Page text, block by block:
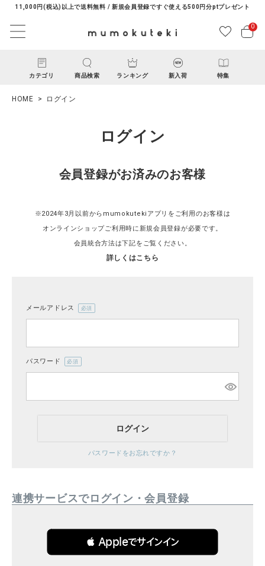
11,000円(税込)以上で送料無料 / 新規会員登録ですぐ使える500円分ptプレゼント
0
カテゴリ 商品検索 ランキング 新入荷 特集
新規会員登録
CATEGORY
ナチュラル服
HOME ログイン
ログイン
会員登録がお済みのお客様
※2024年3月以前からmumokutekiアプリをご利用のお客様は
オンラインショップご利用時に新規会員登録が必要です。
会員統合方法は下記をご覧ください。
詳しくはこちら
メールアドレス
パスワード
ログイン
パスワードをお忘れですか？
連携サービスでログイン・会員登録
 Appleでサインイン